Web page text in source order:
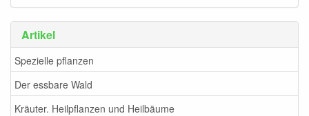
Artikel
Spezielle pflanzen
Der essbare Wald
Kräuter. Heilpflanzen und Heilbäume